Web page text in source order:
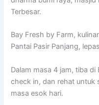
Terbesar.
Bay Fresh by Farm,
Pantai Pasir Panjang,
Dalam masa 4 jam, tiba
check in, dan rehat untuk
masa esok hari.